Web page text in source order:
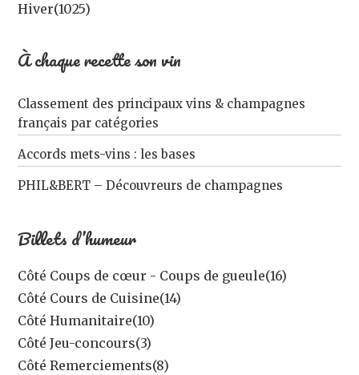
Hiver(1025)
À chaque recette son vin
Classement des principaux vins & champagnes
français par catégories
Accords mets-vins : les bases
PHIL&BERT – Découvreurs de champagnes
Billets d’humeur
Côté Coups de cœur - Coups de gueule(16)
Côté Cours de Cuisine(14)
Côté Humanitaire(10)
Côté Jeu-concours(3)
Côté Remerciements(8)